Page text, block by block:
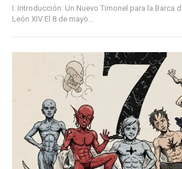
I. Introducción: Un Nuevo Timonel para la Barca
León XIV El 8 de mayo...